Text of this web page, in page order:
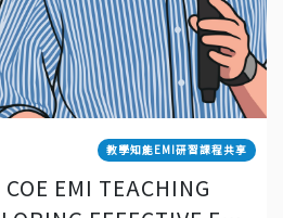
教學知能EMI研習課程共享
EMI TEACHING